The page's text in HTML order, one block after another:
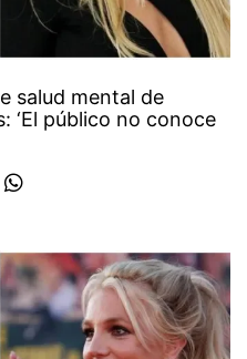
salud mental de
‘El público no conoce